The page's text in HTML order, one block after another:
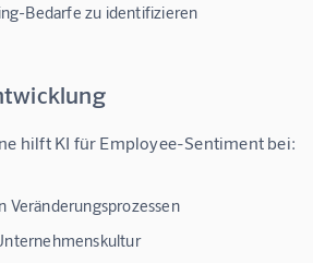
Bedarfe zu identifizieren
hilft KI für Employee-Sentiment bei:
Veränderungsprozessen